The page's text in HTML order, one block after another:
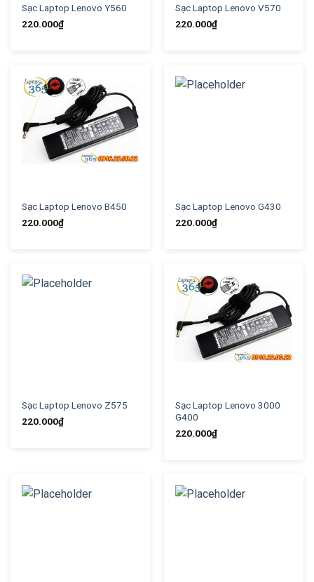
Sạc Laptop Lenovo Y560
220.000₫
Sạc Laptop Lenovo V570
220.000₫
Sạc Laptop Lenovo B450
220.000₫
Sạc Laptop Lenovo G430
220.000₫
Sạc Laptop Lenovo Z575
220.000₫
Sạc Laptop Lenovo 3000
G400
220.000₫